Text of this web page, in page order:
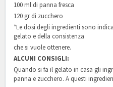
100 ml di panna fresca
120 gr di zucchero
*Le dosi degli ingredienti sono
gelato e della consistenza
che si vuole ottenere.
ALCUNI CONSIGLI:
Quando si fa il gelato in casa gli
panna e zucchero. A questi